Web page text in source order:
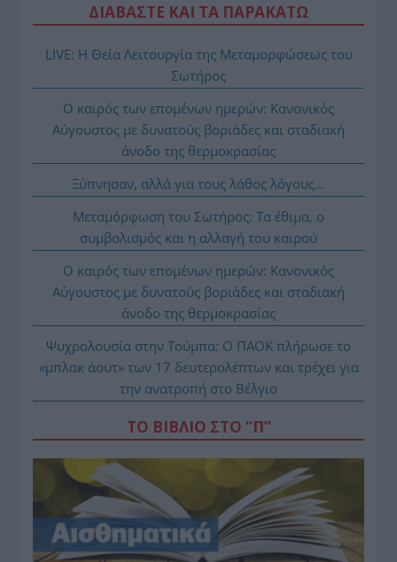
ΔΙΑΒΑΣΤΕ ΚΑΙ ΤΑ ΠΑΡΑΚΑΤΩ
LIVE: Η Θεία Λειτουργία της Μεταμορφώσεως του
Σωτήρος
Ο καιρός των επομένων ημερών: Κανονικός
Αύγουστος με δυνατούς βοριάδες και σταδιακή
άνοδο της θερμοκρασίας
Ξύπνησαν, αλλά για τους λάθος λόγους…
Μεταμόρφωση του Σωτήρος: Τα έθιμα, ο
συμβολισμός και η αλλαγή του καιρού
Ο καιρός των επομένων ημερών: Κανονικός
Αύγουστος με δυνατούς βοριάδες και σταδιακή
άνοδο της θερμοκρασίας
Ψυχρολουσία στην Τούμπα: Ο ΠΑΟΚ πλήρωσε το
«μπλακ άουτ» των 17 δευτερολέπτων και τρέχει για
την ανατροπή στο Βέλγιο
ΤΟ ΒΙΒΛΙΟ ΣΤΟ “Π”